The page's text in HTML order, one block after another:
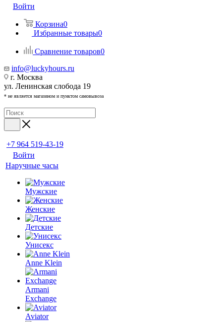
Войти
Корзина0
Избранные товары0
Сравнение товаров0
info@luckyhours.ru
г. Москва
ул. Ленинская слобода 19
* не является магазином и пунктом самовывоза
+7 964 519-43-19
Войти
Наручные часы
Мужские
Женские
Детские
Унисекс
Anne Klein
Armani
Exchange
Aviator